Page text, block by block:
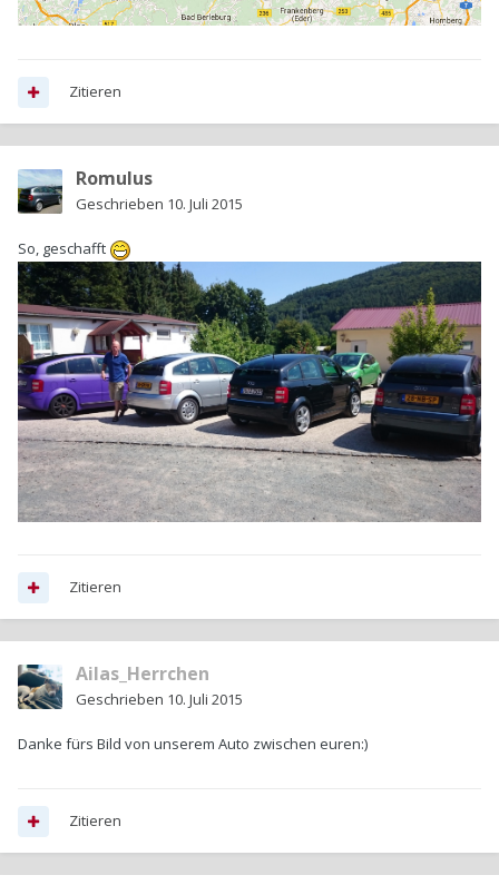
Zitieren
Romulus
Geschrieben 10. Juli 2015
So, geschafft
Zitieren
Ailas_Herrchen
Geschrieben 10. Juli 2015
Danke fürs Bild von unserem Auto zwischen euren:)
Zitieren